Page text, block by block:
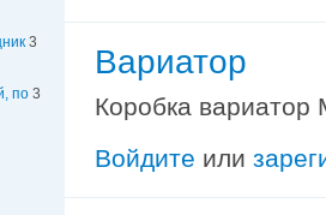
3
по 3
Вариатор
Коробка вариатор
Войдите или